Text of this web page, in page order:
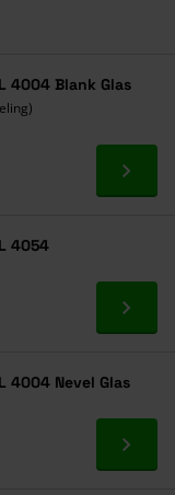
4004 Blank Glas
Ga
4054
Ga
4004 Nevel Glas
Ga